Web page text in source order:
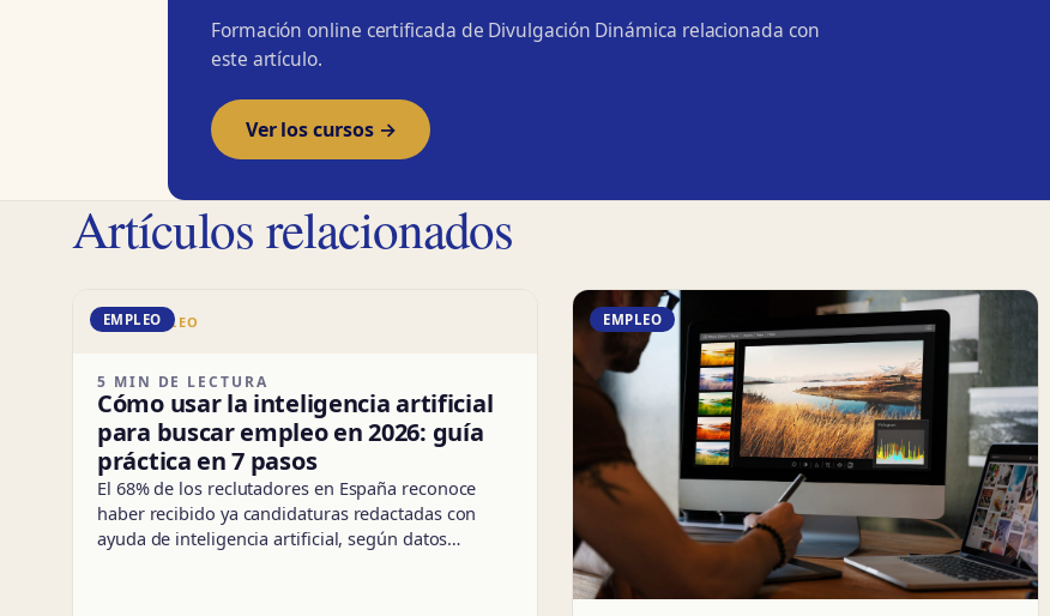
Formación online certificada de Divulgación Dinámica relacionada con
este artículo.
Ver los cursos →
Artículos relacionados
DD · EMPLEO
EMPLEO
5 MIN DE LECTURA
Cómo usar la inteligencia artificial
para buscar empleo en 2026: guía
práctica en 7 pasos
El 68% de los reclutadores en España reconoce
haber recibido ya candidaturas redactadas con
ayuda de inteligencia artificial, según datos…
EMPLEO